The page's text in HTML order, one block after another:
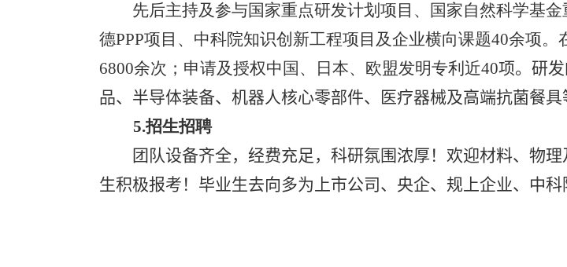
先后主持及参与国家重点研发计划项目、国家自然科学基金
德PPP项目、中科院知识创新工程项目及企业横向课题40余项。
6800余次；申请及授权中国、日本、欧盟发明专利近40项。 研
品、半导体装备、机器人核心零部件、医疗器械及高端抗菌餐具
5.招生招聘
团队设备齐全，经费充足，科研氛围浓厚！欢迎材料、物
生积极报考！毕业生去向多为上市公司、央企、 规上企业、 中科